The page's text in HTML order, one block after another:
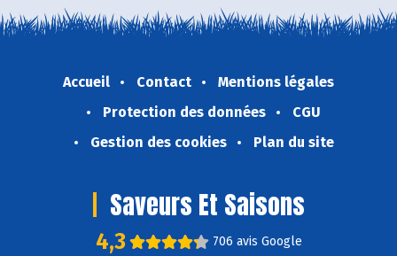
Accueil Contact
Mentions légales
Protection des données
CGU
Gestion des cookies
Plan du site
Saveurs Et Saisons
4,3 706 avis Google